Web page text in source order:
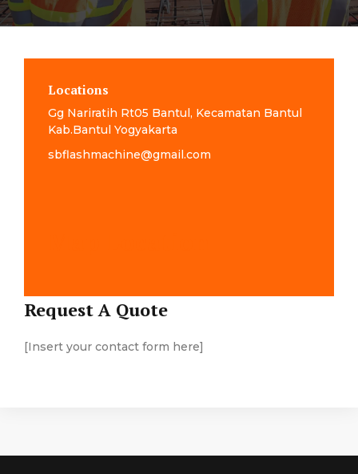
Locations
Gg Nariratih Rt05 Bantul, Kecamatan Bantul
Kab.Bantul Yogyakarta
sbflashmachine@gmail.com
Request A Quote
[Insert your contact form here]